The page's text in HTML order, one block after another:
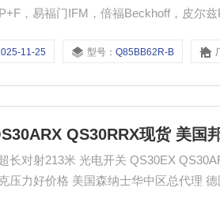
，易福门IFM，倍福Beckhoff，皮尔
等优势产品欢迎询
11-25 型号：Q85BB62R-B
QS30RRX现货 美国
长对射213米 光电开关 QS30EX
压力好价格 美国森纳士华中区总代理